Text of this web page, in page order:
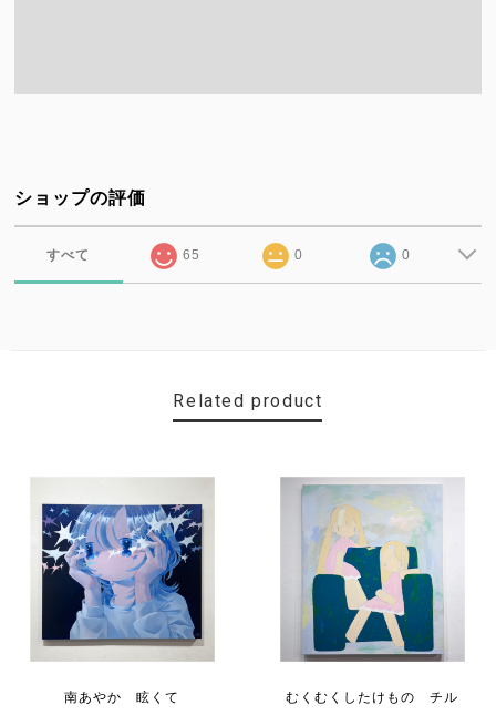
ショップの評価
すべて 65 0 0
Related product
南あやか 眩くて
むくむくしたけもの チル